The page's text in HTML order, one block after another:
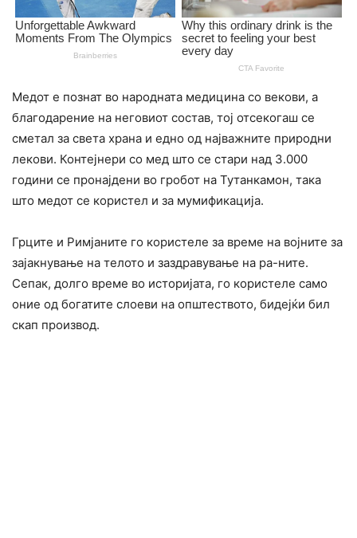
Медот е познат во народната медицина со векови, а
благодарение на неговиот состав, тој отсекогаш се
сметал за света храна и едно од најважните природни
лекови. Контејнери со мед што се стари над 3.000
години се пронајдени во гробот на Тутанкамон, така
што медот се користел и за мумификација.
Грците и Римјаните го користеле за време на војните за
зајакнување на телото и заздравување на ра-ните.
Сепак, долго време во историјата, го користеле само
оние од богатите слоеви на општеството, бидејќи бил
скап производ.